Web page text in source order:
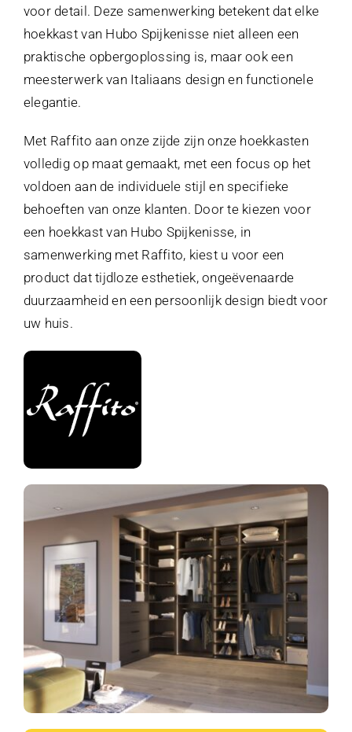
voor detail. Deze samenwerking betekent dat elke
hoekkast van Hubo Spijkenisse niet alleen een
praktische opbergoplossing is, maar ook een
meesterwerk van Italiaans design en functionele
elegantie.
Met Raffito aan onze zijde zijn onze hoekkasten
volledig op maat gemaakt, met een focus op het
voldoen aan de individuele stijl en specifieke
behoeften van onze klanten. Door te kiezen voor
een hoekkast van Hubo Spijkenisse, in
samenwerking met Raffito, kiest u voor een
product dat tijdloze esthetiek, ongeëvenaarde
duurzaamheid en een persoonlijk design biedt voor
uw huis.